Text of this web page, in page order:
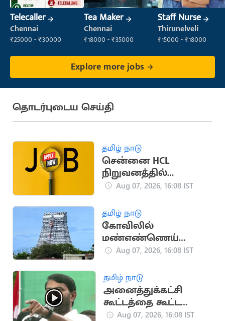
Telecaller
Chennai
₹25000 - ₹30000
Tea Maker
Chennai
₹18000 - ₹35000
Staff Nurse
Thirunelveli
₹15000 - ₹18000
Explore more jobs
தொடர்புடைய செய்தி
தமிழ் நாடு
சென்னை HCL
நிறுவனத்தில்
வேலைவாய்ப்பு:
நேர்முகத் தேர்வு!
Aug 07, 2026, 16:08 IST
தமிழ் நாடு
கோவிலில்
மண்எண்ணெய்
ஊற்றி தீக்குளித்த
அதிர்ஷ்டவசமாக உயிர்
பிழைத்தார்
Aug 07, 2026, 16:08 IST
தமிழ் நாடு
அனைத்துக்கட்சி
கூட்டத்தை கூட்ட
வேண்டும்.. சீமான்
Aug 07, 2026, 16:08 IST